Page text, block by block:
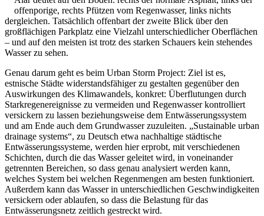
offenporige, rechts Pfützen vom Regenwasser, links nichts
dergleichen. Tatsächlich offenbart der zweite Blick über den
großflächigen Parkplatz eine Vielzahl unterschiedlicher Oberflächen
– und auf den meisten ist trotz des starken Schauers kein stehendes
Wasser zu sehen.
Genau darum geht es beim Urban Storm Project: Ziel ist es,
estnische Städte widerstandsfähiger zu gestalten gegenüber den
Auswirkungen des Klimawandels, konkret: Überflutungen durch
Starkregenereignisse zu vermeiden und Regenwasser kontrolliert
versickern zu lassen beziehungsweise dem Entwässerungssystem
und am Ende auch dem Grundwasser zuzuleiten. „Sustainable urban
drainage systems“, zu Deutsch etwa nachhaltige städtische
Entwässerungssysteme, werden hier erprobt, mit verschiedenen
Schichten, durch die das Wasser geleitet wird, in voneinander
getrennten Bereichen, so dass genau analysiert werden kann,
welches System bei welchen Regenmengen am besten funktioniert.
Außerdem kann das Wasser in unterschiedlichen Geschwindigkeiten
versickern oder ablaufen, so dass die Belastung für das
Entwässerungsnetz zeitlich gestreckt wird.